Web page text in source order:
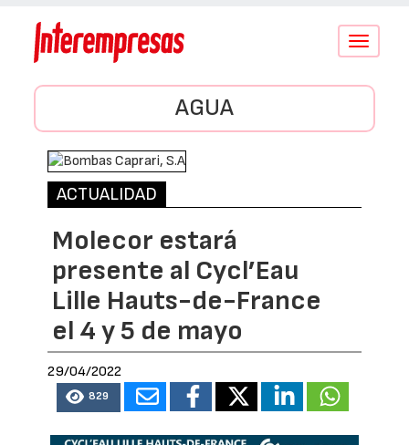
Conmutar
AGUA
ACTUALIDAD
Molecor estará
presente al Cycl’Eau
Lille Hauts-de-France
el 4 y 5 de mayo
29/04/2022
829